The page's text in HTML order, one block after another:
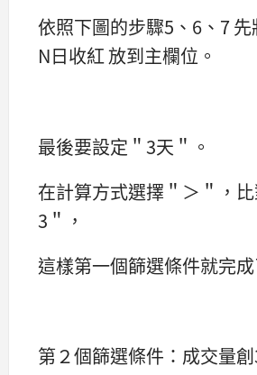
依照下圖的步驟5、6、7
N日收紅 放到主欄位。
最後要設定＂3天＂。
在計算方式選擇＂＞＂，
3＂，
這樣第一個篩選條件就完成
第２個篩選條件：成交量創